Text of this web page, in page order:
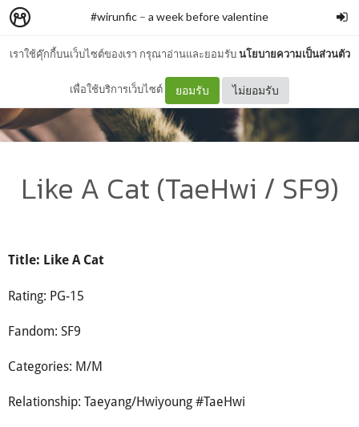
เราใช้คุ๊กกี้บนเว็บไซต์ของเรา กรุณาอ่านและยอมรับนโยบายความเป็นส่วนตัว
เพื่อใช้บริการเว็บไซต์ ยอมรับ ไม่ยอมรับ
#wirunfic – a week before valentine
Like A Cat (TaeHwi / SF9)
Title: Like A Cat
Rating: PG-15
Fandom: SF9
Categories: M/M
Relationship: Taeyang/Hwiyoung #TaeHwi